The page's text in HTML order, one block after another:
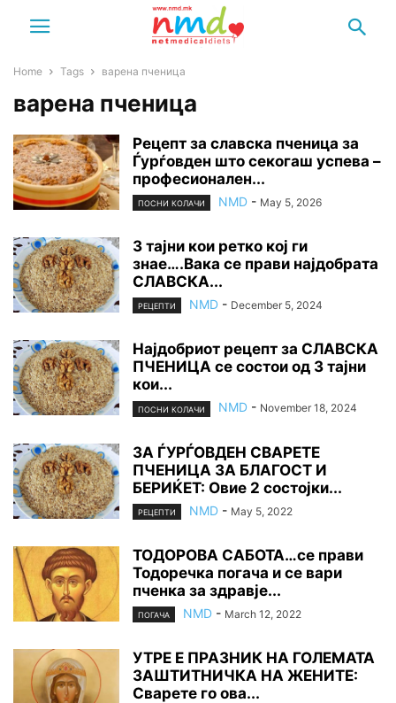
Home Tags варена пченица
варена пченица
Рецепт за славска пченица за
Ѓурѓовден што секогаш успева –
професионален...
ПОСНИ КОЛАЧИ NMD - May 5, 2026
3 тајни кои ретко кој ги
знае….Вака се прави најдобрата
СЛАВСКА...
РЕЦЕПТИ NMD - December 5, 2024
Најдобриот рецепт за СЛАВСКА
ПЧЕНИЦА се состои од 3 тајни
кои...
ПОСНИ КОЛАЧИ NMD - November 18, 2024
ЗА ЃУРЃОВДЕН СВАРЕТЕ
ПЧЕНИЦА ЗА БЛАГОСТ И
БЕРИЌЕТ: Овие 2 состојки...
РЕЦЕПТИ NMD - May 5, 2022
ТОДОРОВА САБОТА…се прави
Тодоречка погача и се вари
пченка за здравје...
ПОГАЧА NMD - March 12, 2022
УТРЕ Е ПРАЗНИК НА ГОЛЕМАТА
ЗАШТИТНИЧКА НА ЖЕНИТЕ:
Сварете го ова...